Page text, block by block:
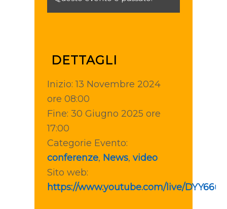
DETTAGLI
Inizio: 13 Novembre 2024
ore 08:00
Fine: 30 Giugno 2025 ore
17:00
Categorie Evento:
conferenze, News, video
Sito web:
https://www.youtube.com/live/